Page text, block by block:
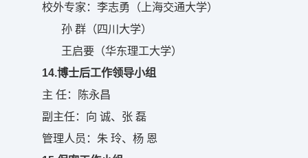
校外专家：李志勇（上海交通大学）
孙 群（四川大学）
王启要（华东理工大学）
14.博士后工作领导小组
主 任：陈永昌
副主任：向 诚、张 磊
管理人员：朱 玲、杨 恩